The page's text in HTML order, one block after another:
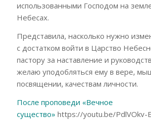
использованными Господом на
Небесах.
Представила, насколько нужно
с достатком войти в Царство
пастору за наставление и
желаю уподобляться ему в вере,
посвящении, качествам личности.
После проповеди «Вечное
существо» https://youtu.be/PdlVOkv-